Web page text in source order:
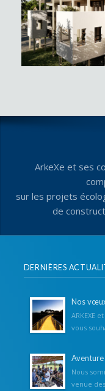
ArkeXe et ses
sur les projets
de
DERNIÈRES
Nos
ARKEXE
vous
Nous
venue